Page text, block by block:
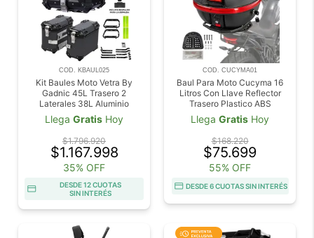
COD. KBAUL025
Kit Baules Moto Vetra By
Gadnic 45L Trasero 2
Laterales 38L Aluminio
Impermeables Universal
Llega Gratis Hoy
$1.796.920
$1.167.998
35% OFF
DESDE 12 CUOTAS
SIN INTERÉS
COD. CUCYMA01
Baul Para Moto Cucyma 16
Litros Con Llave Reflector
Trasero Plastico ABS
Universal
Llega Gratis Hoy
$168.220
$75.699
55% OFF
DESDE 6 CUOTAS SIN INTERÉS